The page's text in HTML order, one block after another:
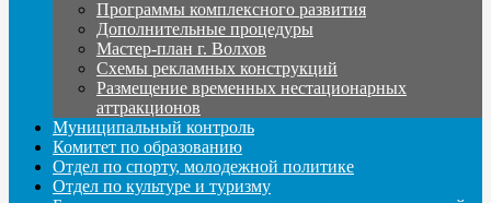
Программы комплексного развития
Дополнительные процедуры
Мастер-план г. Волхов
Схемы рекламных конструкций
Размещение временных нестационарных
аттракционов
Муниципальный контроль
Комитет по образованию
Отдел по спорту, молодежной политике
Отдел по культуре и туризму